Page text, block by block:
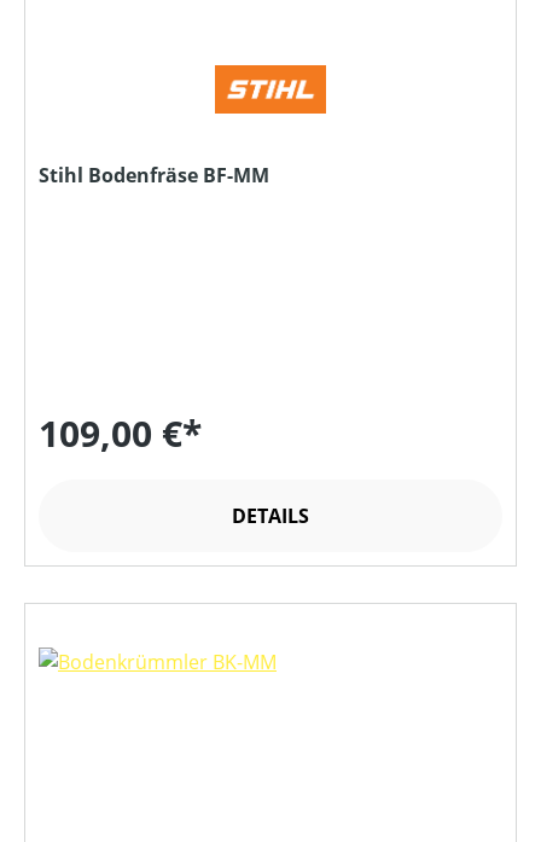
Stihl Bodenfräse BF-MM
109,00 €*
DETAILS